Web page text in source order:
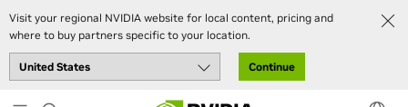
Visit your regional NVIDIA website for local content, pricing and
where to buy partners specific to your location.
Continue